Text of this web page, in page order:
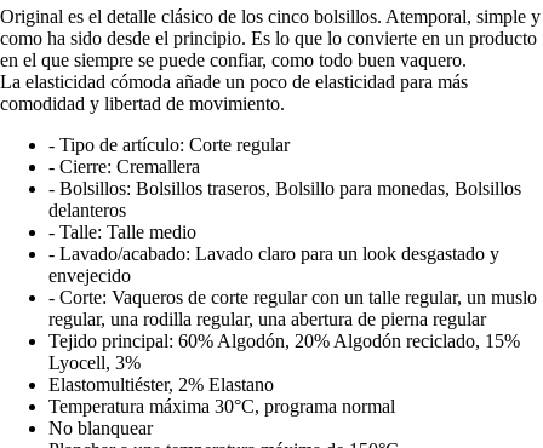
Original es el detalle clásico de los cinco bolsillos. Atemporal, simple y
como ha sido desde el principio. Es lo que lo convierte en un producto
en el que siempre se puede confiar, como todo buen vaquero.
La elasticidad cómoda añade un poco de elasticidad para más
comodidad y libertad de movimiento.
- Tipo de artículo: Corte regular
- Cierre: Cremallera
- Bolsillos: Bolsillos traseros, Bolsillo para monedas, Bolsillos
delanteros
- Talle: Talle medio
- Lavado/acabado: Lavado claro para un look desgastado y
envejecido
- Corte: Vaqueros de corte regular con un talle regular, un muslo
regular, una rodilla regular, una abertura de pierna regular
Tejido principal: 60% Algodón, 20% Algodón reciclado, 15%
Lyocell, 3%
Elastomultiéster, 2% Elastano
Temperatura máxima 30°C, programa normal
No blanquear